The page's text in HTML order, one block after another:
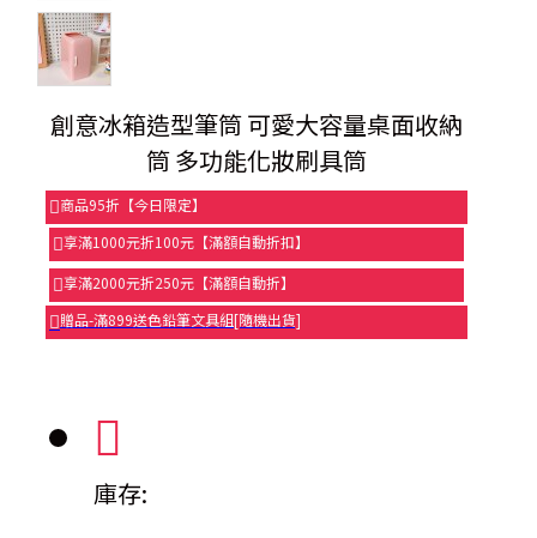
創意冰箱造型筆筒 可愛大容量桌面收納
筒 多功能化妝刷具筒
商品95折【今日限定】
享滿1000元折100元【滿額自動折扣】
享滿2000元折250元【滿額自動折】
贈品-滿899送色鉛筆文具組[隨機出貨]
庫存: